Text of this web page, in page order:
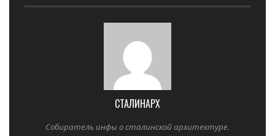
СТАЛИНАРХ
Собиратель инфы о сталинской архитектуре.